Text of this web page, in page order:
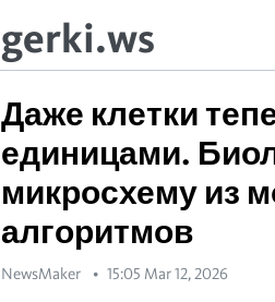
gerki.ws
Даже клетки
единицами.
микросхему из
алгоритмов
NewsMaker 15:05 Mar 12, 2026